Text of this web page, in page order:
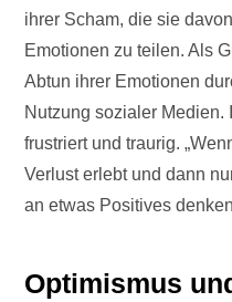
ihrer Scham, die sie
Emotionen zu teilen. Als
Abtun ihrer Emotionen
Nutzung sozialer Medien.
frustriert und traurig.
Verlust erlebt und dann
an etwas Positives
Optimismus